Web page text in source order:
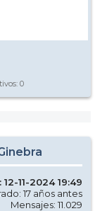
0
11-2024 19:49
17 años antes
Mensajes: 11.029